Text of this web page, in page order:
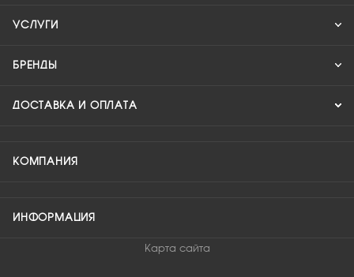
УСЛУГИ
БРЕНДЫ
ДОСТАВКА И ОПЛАТА
КОМПАНИЯ
ИНФОРМАЦИЯ
Карта сайта